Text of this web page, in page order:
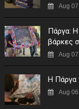
Aug
Πάργα: Η
βάρκες
Aug
Η Πάργα
Aug